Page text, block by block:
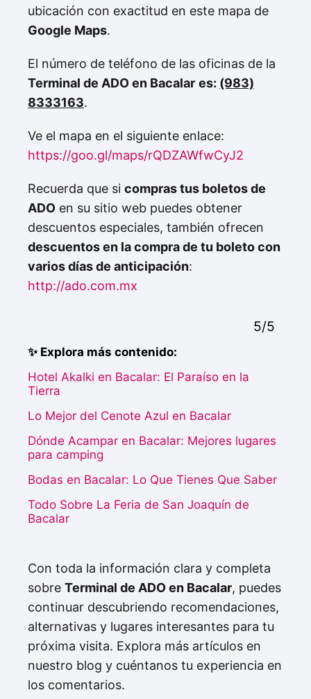
ubicación con exactitud en este mapa de
Google Maps.
El número de teléfono de las oficinas de la
Terminal de ADO en Bacalar es: (983)
8333163.
Ve el mapa en el siguiente enlace:
https://goo.gl/maps/rQDZAWfwCyJ2
Recuerda que si compras tus boletos de
ADO en su sitio web puedes obtener
descuentos especiales, también ofrecen
descuentos en la compra de tu boleto con
varios días de anticipación:
http://ado.com.mx
5/5
✨ Explora más contenido:
Hotel Akalki en Bacalar: El Paraíso en la
Tierra
Lo Mejor del Cenote Azul en Bacalar
Dónde Acampar en Bacalar: Mejores lugares
para camping
Bodas en Bacalar: Lo Que Tienes Que Saber
Todo Sobre La Feria de San Joaquín de
Bacalar
Con toda la información clara y completa
sobre Terminal de ADO en Bacalar, puedes
continuar descubriendo recomendaciones,
alternativas y lugares interesantes para tu
próxima visita. Explora más artículos en
nuestro blog y cuéntanos tu experiencia en
los comentarios.